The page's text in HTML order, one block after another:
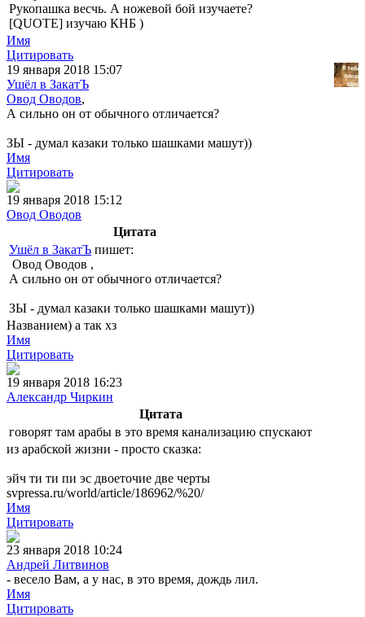
Рукопашка весчь. А ножевой бой изучаете?
[QUOTE] изучаю КНБ )
Имя
Цитировать
19 января 2018 15:07
Ушёл в ЗакатЪ
Овод Оводов,
А сильно он от обычного отличается?
ЗЫ - думал казаки только шашками машут))
Имя
Цитировать
19 января 2018 15:12
Овод Оводов
Цитата
Ушёл в ЗакатЪ пишет:
Овод Оводов ,
А сильно он от обычного отличается?
ЗЫ - думал казаки только шашками машут))
Названием) а так хз
Имя
Цитировать
19 января 2018 16:23
Александр Чиркин
Цитата
говорят там арабы в это время канализацию спускают
из арабской жизни - просто сказка:
эйч ти ти пи эс двоеточие две черты
svpressa.ru/world/article/186962/%20/
Имя
Цитировать
23 января 2018 10:24
Андрей Литвинов
- весело Вам, а у нас, в это время, дождь лил.
Имя
Цитировать